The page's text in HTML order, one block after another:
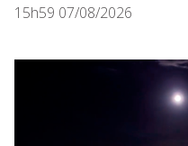
15h59 07/08/2026